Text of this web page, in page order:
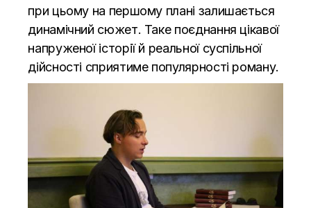
при цьому на першому плані залишається
динамічний сюжет. Таке поєднання цікавої
напруженої історії й реальної суспільної
дійсності сприятиме популярності роману.